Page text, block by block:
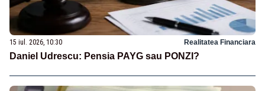
15 iul. 2026, 10:30 Realitatea Financiara
Daniel Udrescu: Pensia PAYG sau PONZI?